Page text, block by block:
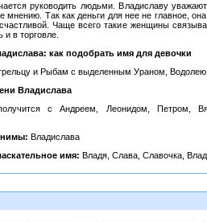
руководить людьми. Владиславу
мнению. Так как деньги для нее не главное,
Чаще всего такие женщины
и в торговле.
как подобрать имя для девочки
и Рыбам с выделенным Ураном,
Владислава
с Андреем, Леонидом, Петром,
Владислава
имя: Владя, Слава, Славочка,